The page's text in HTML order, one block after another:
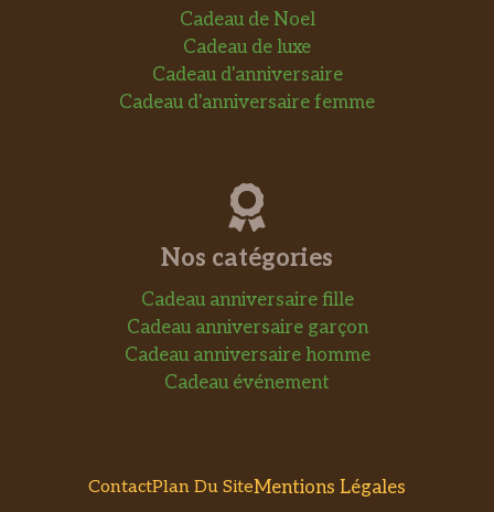
Cadeau de Noel
Cadeau de luxe
Cadeau d'anniversaire
Cadeau d'anniversaire femme
Nos catégories
Cadeau anniversaire fille
Cadeau anniversaire garçon
Cadeau anniversaire homme
Cadeau événement
ContactPlan Du SiteMentions Légales